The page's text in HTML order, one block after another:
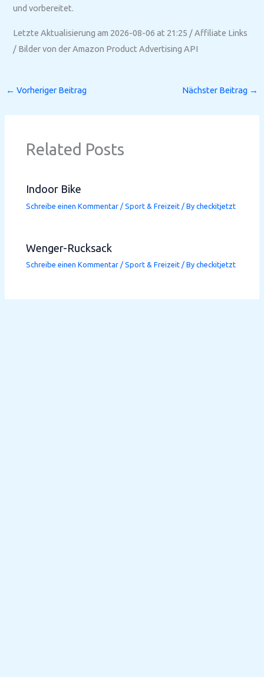
und vorbereitet.
Letzte Aktualisierung am 2026-08-06 at 21:25 / Affiliate Links
/ Bilder von der Amazon Product Advertising API
← Vorheriger Beitrag Nächster Beitrag →
Related Posts
Indoor Bike
Schreibe einen Kommentar /Sport & Freizeit / Bycheckitjetzt
Wenger-Rucksack
Schreibe einen Kommentar /Sport & Freizeit / Bycheckitjetzt